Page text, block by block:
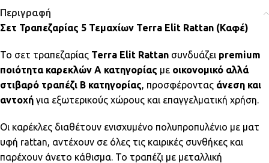
Περιγραφή
Σετ Τραπεζαρίας 5 Τεμαχίων Terra Elit Rattan (Καφέ)
Το σετ τραπεζαρίας Terra Elit Rattan συνδυάζει premium
ποιότητα καρεκλών Α κατηγορίας με οικονομικό αλλά
στιβαρό τραπέζι Β κατηγορίας , προσφέροντας άνεση και
αντοχή για εξωτερικούς χώρους και επαγγελματική χρήση.
Οι καρέκλες διαθέτουν ενισχυμένο πολυπροπυλένιο με ματ
υφή rattan, αντέχουν σε όλες τις καιρικές συνθήκες και
παρέχουν άνετο κάθισμα. Το τραπέζι με μεταλλική